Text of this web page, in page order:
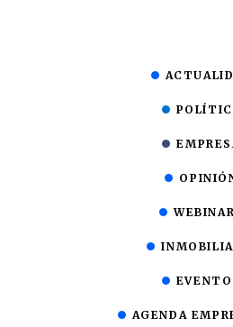
AGENDA